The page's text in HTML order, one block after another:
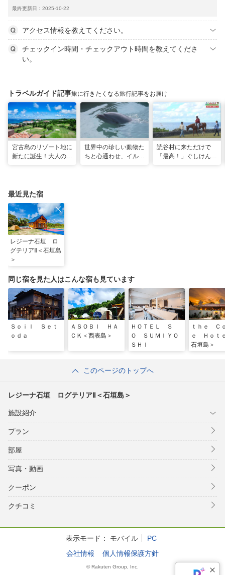
最終更新日：2025-10-22
アクセス情報を教えてください。
チェックイン時間・チェックアウト時間を教えてくださ
い。
トラベルガイド記事旅に行きたくなる旅行記事をお届け
宮古島のリゾート地に
新たに誕生！大人の特
世界中の珍しい動物た
ちと心通わせ、イルカ
読谷村に来ただけで
「最高！」ぐしけんさ
最近見た宿
レジーナ石垣 ロ
グテリアⅡ＜石垣島
＞
同じ宿を見た人はこんな宿も見ています
Ｓｏｉｌ Ｓｅｔ
ｏｄａ
ＡＳＯＢＩ ＨＡ
ＣＫ＜西表島＞
ＨＯＴＥＬ Ｓ
Ｏ ＳＵＭＩＹＯ
ＳＨＩ
ｔｈｅ Ｃ
ｅ Ｈｏｔ
石垣島＞
このページのトップへ
レジーナ石垣 ログテリアⅡ＜石垣島＞
施設紹介
プラン
部屋
写真・動画
クーポン
クチコミ
表示モード： モバイル
PC
会社情報
個人情報保護方針
© Rakuten Group, Inc.